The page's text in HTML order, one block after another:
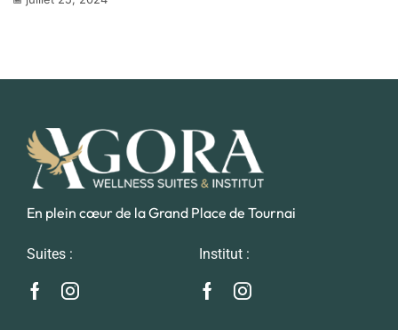
En plein cœur de la Grand Place de Tournai
Suites : Institut :